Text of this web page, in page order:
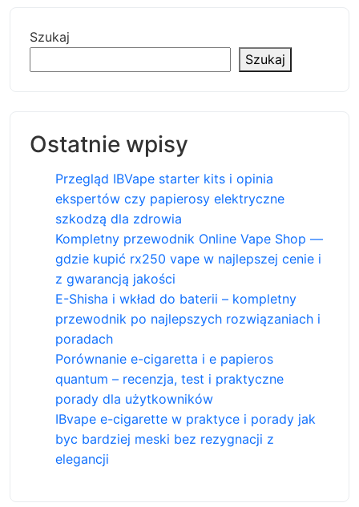
Szukaj
Szukaj
Ostatnie wpisy
Przegląd IBVape starter kits i opinia
ekspertów czy papierosy elektryczne
szkodzą dla zdrowia
Kompletny przewodnik Online Vape Shop —
gdzie kupić rx250 vape w najlepszej cenie i
z gwarancją jakości
E-Shisha i wkład do baterii – kompletny
przewodnik po najlepszych rozwiązaniach i
poradach
Porównanie e-cigaretta i e papieros
quantum – recenzja, test i praktyczne
porady dla użytkowników
IBvape e-cigarette w praktyce i porady jak
byc bardziej meski bez rezygnacji z
elegancji